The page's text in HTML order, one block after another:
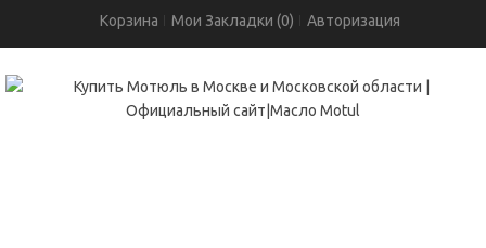
Корзина Мои Закладки (0) Авторизация